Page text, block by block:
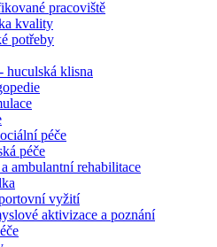
pracoviště
kvality
potřeby
huculská klisna
péče
péče
ambulantní rehabilitace
vyžití
aktivizace a poznání